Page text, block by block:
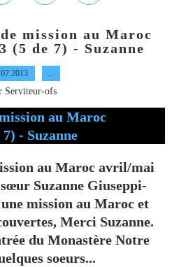
mission au Maroc
(5 de 7) - Suzanne
…
Serviteur-ofs
au Maroc avril/mai
Suzanne Giuseppi-
mission au Maroc et
Merci Suzanne.
du Monastère Notre
soeurs...